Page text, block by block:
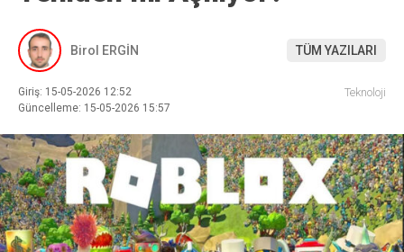
Birol ERGİN TÜM YAZILARI
Giriş: 15-05-2026 12:52
Güncelleme: 15-05-2026 15:57
Teknoloji